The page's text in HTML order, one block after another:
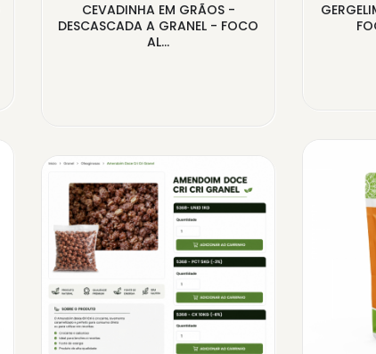
CEVADINHA EM GRÃOS -
DESCASCADA A GRANEL - FOCO
AL...